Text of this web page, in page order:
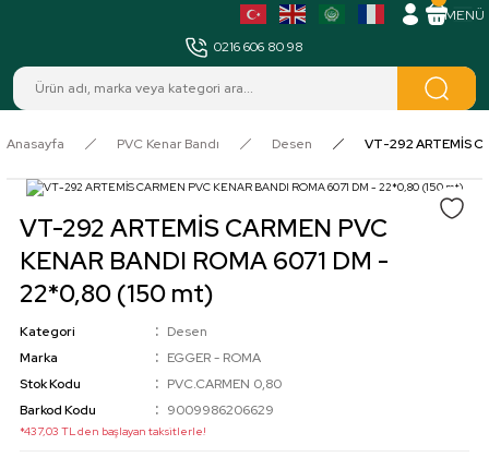
0216 606 80 98
Anasayfa PVC Kenar Bandı Desen VT-292 ARTEMİS
VT-292 ARTEMİS CARMEN PVC
KENAR BANDI ROMA 6071 DM -
22*0,80 (150 mt)
Kategori
Desen
Marka
EGGER - ROMA
Stok Kodu
PVC.CARMEN 0,80
Barkod Kodu
9009986206629
*437,03 TL den başlayan taksitlerle!